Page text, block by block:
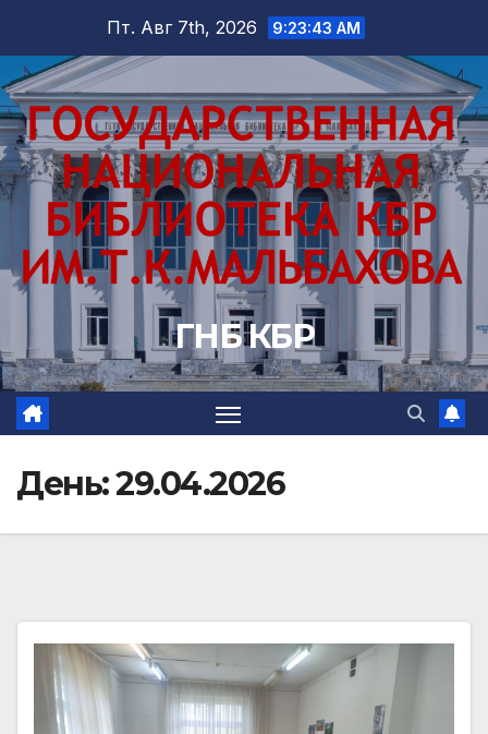
содержимому
Пт. Авг 7th, 2026 9:23:44 AM
ГНБ КБР
День:29.04.2026